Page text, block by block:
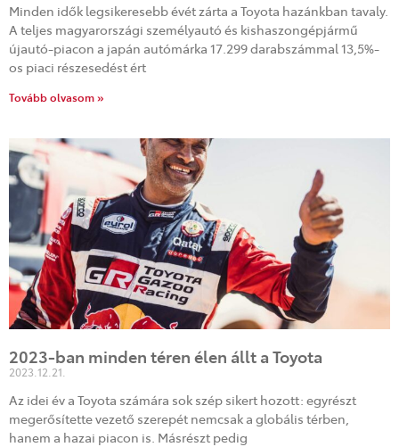
Minden idők legsikeresebb évét zárta a Toyota hazánkban tavaly.
A teljes magyarországi személyautó és kishaszongépjármű
újautó-piacon a japán autómárka 17.299 darabszámmal 13,5%-
os piaci részesedést ért
Tovább olvasom »
2023-ban minden téren élen állt a Toyota
2023.12.21.
Az idei év a Toyota számára sok szép sikert hozott: egyrészt
megerősítette vezető szerepét nemcsak a globális térben,
hanem a hazai piacon is. Másrészt pedig